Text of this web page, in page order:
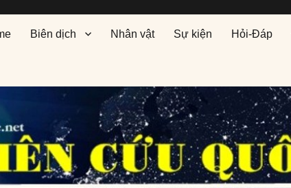
Biên dịch Nhân vật Sự kiện Hỏi-Đáp